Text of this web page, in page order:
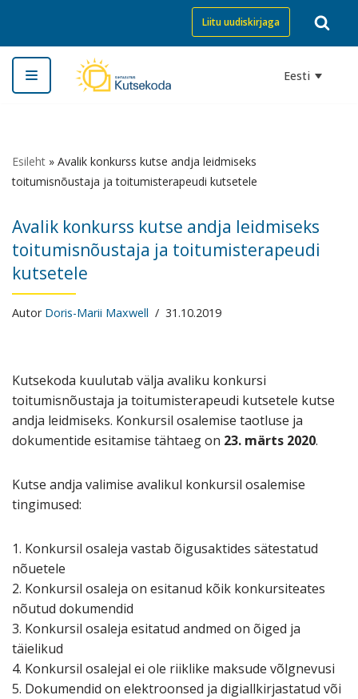
Skip
to
content
Liitu uudiskirjaga
Eesti
Esileht » Avalik konkurss kutse andja leidmiseks
toitumisnõustaja ja toitumisterapeudi kutsetele
Avalik konkurss kutse andja leidmiseks
toitumisnõustaja ja toitumisterapeudi
kutsetele
Autor Doris-Marii Maxwell 31.10.2019
Kutsekoda kuulutab välja avaliku konkursi
toitumisnõustaja ja toitumisterapeudi kutsetele kutse
andja leidmiseks. Konkursil osalemise taotluse ja
dokumentide esitamise tähtaeg on 23. märts 2020.
Kutse andja valimise avalikul konkursil osalemise
tingimused:
1. Konkursil osaleja vastab õigusaktides sätestatud
nõuetele
2. Konkursil osaleja on esitanud kõik konkursiteates
nõutud dokumendid
3. Konkursil osaleja esitatud andmed on õiged ja
täielikud
4. Konkursil osalejal ei ole riiklike maksude võlgnevusi
5. Dokumendid on elektroonsed ja digiallkirjastatud või